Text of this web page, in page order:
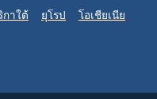
กาใต้ ยุโรป โอเชียเนีย